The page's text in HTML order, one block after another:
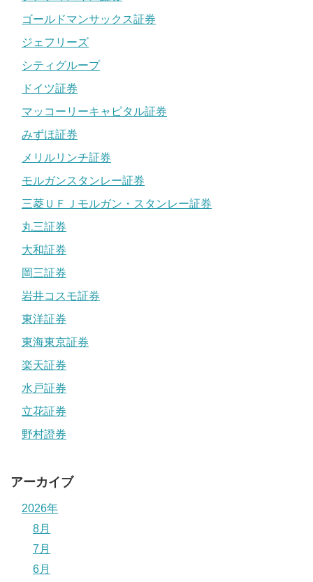
ゴールドマンサックス証券
ジェフリーズ
シティグループ
ドイツ証券
マッコーリーキャピタル証券
みずほ証券
メリルリンチ証券
モルガンスタンレー証券
三菱ＵＦＪモルガン・スタンレー証券
丸三証券
大和証券
岡三証券
岩井コスモ証券
東洋証券
東海東京証券
楽天証券
水戸証券
立花証券
野村證券
アーカイブ
2026年
8月
7月
6月